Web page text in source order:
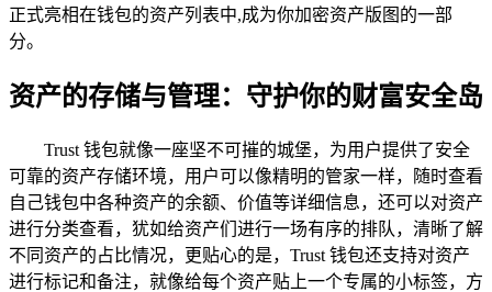
正式亮相在钱包的资产列表中,成为你加密资产版图的一部
分。
资产的存储与管理：守护你的财富安全岛
Trust 钱包就像一座坚不可摧的城堡，为用户提供了安全
可靠的资产存储环境，用户可以像精明的管家一样，随时查看
自己钱包中各种资产的余额、价值等详细信息，还可以对资产
进行分类查看，犹如给资产们进行一场有序的排队，清晰了解
不同资产的占比情况，更贴心的是，Trust 钱包还支持对资产
进行标记和备注，就像给每个资产贴上一个专属的小标签，方